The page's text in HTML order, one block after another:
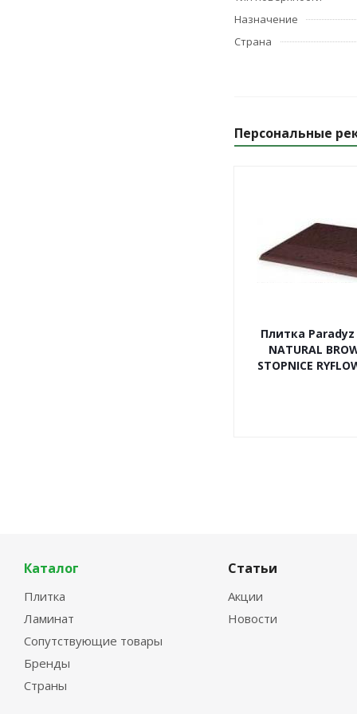
Назначение
Страна
Персональные
Плитка
NATURAL
STOPNICE
Каталог
Плитка
Ламинат
Сопутствующие товары
Бренды
Страны
Статьи
Акции
Новости